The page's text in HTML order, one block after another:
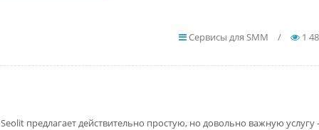
Сервисы для SMM / 1
предлагает действительно простую, но довольно важную услугу -